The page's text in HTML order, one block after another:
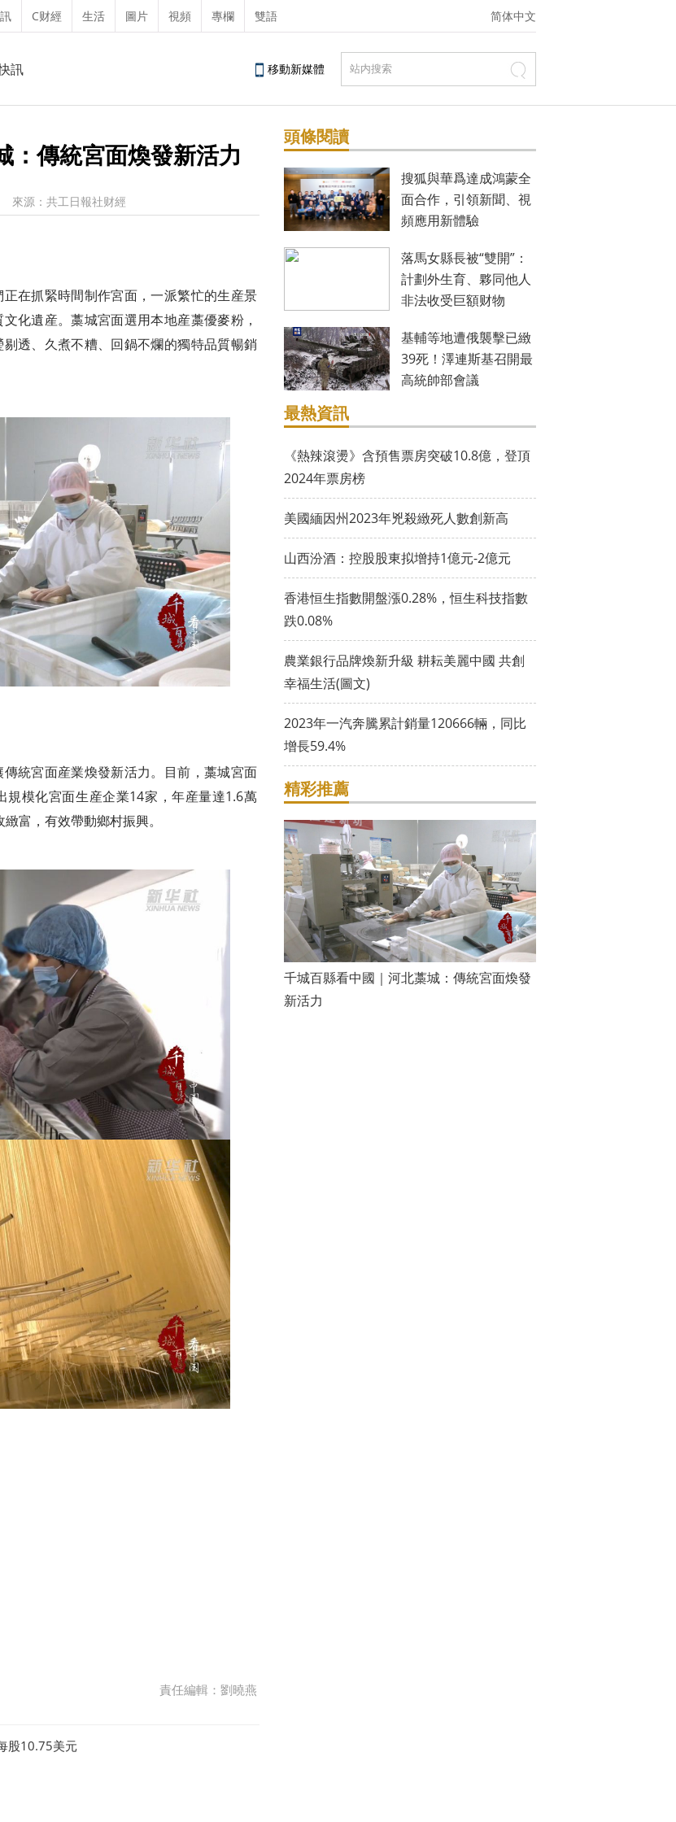
C财經 生活 圖片 視頻 專欄 雙語 简体中文
訊 移動新媒體
：傳統宮面煥發新活力
來源：共工日報社财經
在抓緊時間制作宮面，一派繁忙的生産景
化遺産。藁城宮面選用本地産藁優麥粉，
透、久煮不糟、回鍋不爛的獨特品質暢銷
統宮面産業煥發新活力。目前，藁城宮面
模化宮面生産企業14家，年産量達1.6萬
富，有效帶動鄉村振興。
責任編輯：劉曉燕
股10.75美元
頭條閱讀
搜狐與華爲達成鴻蒙全
面合作，引領新聞、視
頻應用新體驗
落馬女縣長被“雙開”：
計劃外生育、夥同他人
非法收受巨額财物
基輔等地遭俄襲擊已緻
39死！澤連斯基召開最
高統帥部會議
最熱資訊
《熱辣滾燙》含預售票房突破10.8億，登頂
2024年票房榜
美國緬因州2023年兇殺緻死人數創新高
山西汾酒：控股股東拟增持1億元-2億元
香港恒生指數開盤漲0.28%，恒生科技指數
跌0.08%
農業銀行品牌煥新升級 耕耘美麗中國 共創
幸福生活(圖文)
2023年一汽奔騰累計銷量120666輛，同比
增長59.4%
精彩推薦
千城百縣看中國｜河北藁城：傳統宮面煥發
新活力